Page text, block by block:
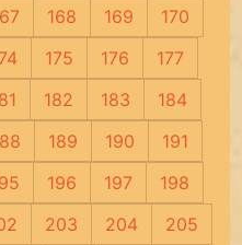
168 169
170
175 176
177
182 183
184
189 190
191
196 197
198
203 204
205